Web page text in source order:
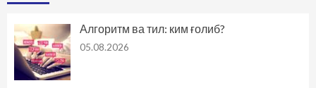
Алгоритм ва тил: ким ғолиб?
05.08.2026